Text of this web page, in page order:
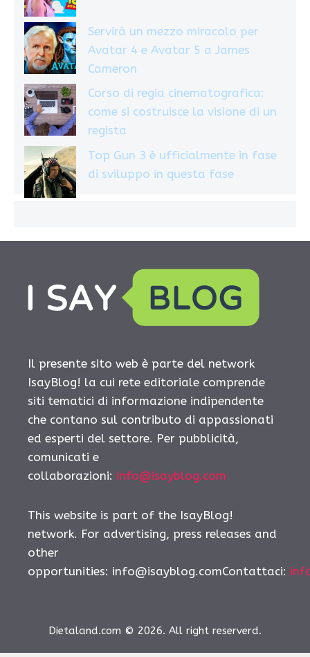
Servirà un mezzo miracolo per
Avatar 4 e Avatar 5 a James
Cameron
Corso di regia cinematografica:
come si costruisce la visione di un
regista
Top Gun 3 è ufficialmente in fase
di sviluppo in questa fase
Il presente sito web è parte del network
IsayBlog! la cui rete editoriale comprende
siti tematici di informazione indipendente
che contano sul contributo di appassionati
ed esperti del settore. Per pubblicità,
comunicati e
collaborazioni: info@isayblog.com
This website is part of the IsayBlog!
network. For advertising, press releases and
other
opportunities: info@isayblog.comContattaci:
Dietaland.com © 2026. All right reserverd.